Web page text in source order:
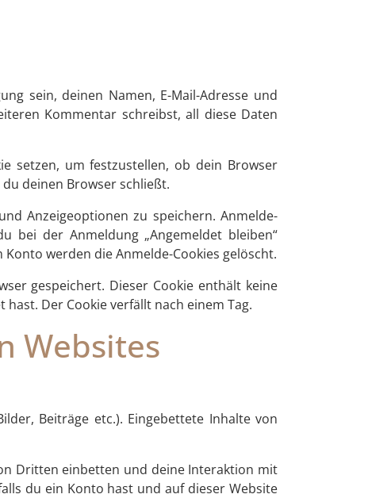
sein, deinen Namen, E-Mail-Adresse und
Kommentar schreibst, all diese Daten
setzen, um festzustellen, ob dein Browser
deinen Browser schließt.
Anzeigeoptionen zu speichern. Anmelde-
bei der Anmeldung „Angemeldet bleiben“
werden die Anmelde-Cookies gelöscht.
gespeichert. Dieser Cookie enthält keine
Der Cookie verfällt nach einem Tag.
Websites
Beiträge etc.). Eingebettete Inhalte von
Dritten einbetten und deine Interaktion mit
du ein Konto hast und auf dieser Website